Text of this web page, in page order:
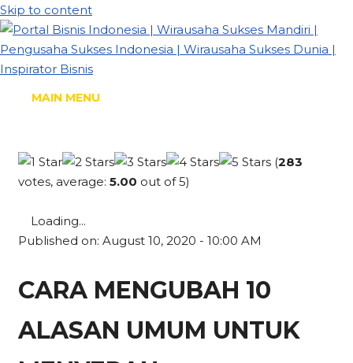
Skip to content
MAIN MENU
(283
votes, average:5.00 out of 5)
Loading...
Published on: August 10, 2020 - 10:00 AM
CARA MENGUBAH 10
ALASAN UMUM UNTUK